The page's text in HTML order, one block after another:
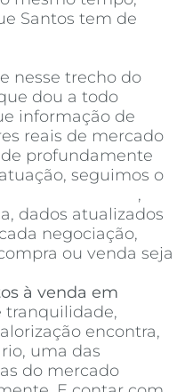
Santos tem de
nesse trecho do
dou a todo
informação de
reais de mercado
profundamente
seguimos o
,
dados atualizados
negociação,
ou venda seja
à venda em
tranquilidade,
encontra,
uma das
do mercado